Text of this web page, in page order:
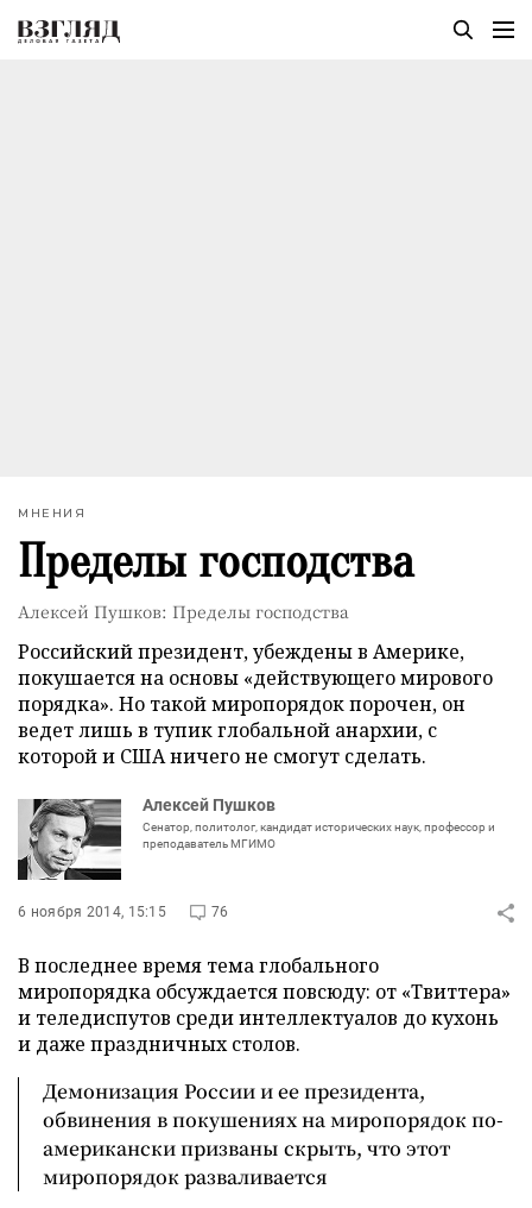
МНЕНИЯ
Пределы господства
Алексей Пушков: Пределы господства
Российский президент, убеждены в Америке,
покушается на основы «действующего мирового
порядка». Но такой миропорядок порочен, он
ведет лишь в тупик глобальной анархии, с
которой и США ничего не смогут сделать.
Алексей Пушков
Сенатор, политолог, кандидат исторических наук, профессор и
преподаватель МГИМО
6 ноября 2014, 15:15 76
В последнее время тема глобального
миропорядка обсуждается повсюду: от «Твиттера»
и теледиспутов среди интеллектуалов до кухонь
и даже праздничных столов.
Демонизация России и ее президента,
обвинения в покушениях на миропорядок по-
американски призваны скрыть, что этот
миропорядок разваливается